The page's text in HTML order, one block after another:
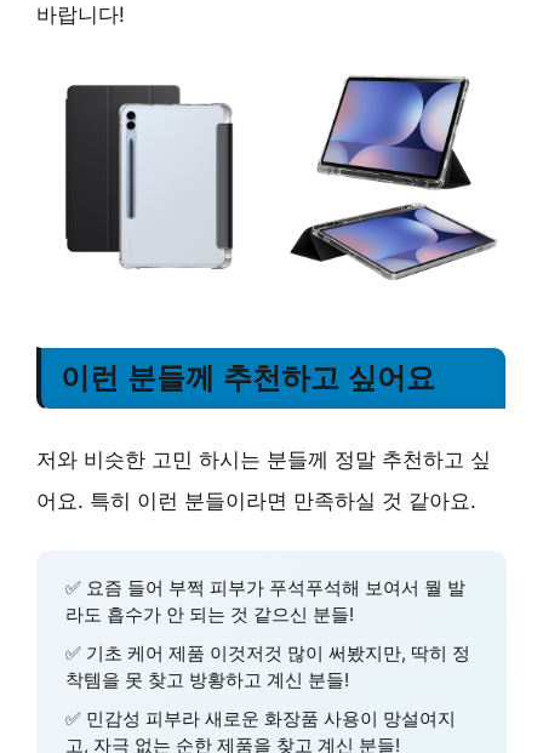
바랍니다!
이런 분들께 추천하고 싶어요
저와 비슷한 고민 하시는 분들께 정말 추천하고 싶
어요. 특히 이런 분들이라면 만족하실 것 같아요.
✅ 요즘 들어 부쩍 피부가 푸석푸석해 보여서 뭘 발
라도 흡수가 안 되는 것 같으신 분들!
✅ 기초 케어 제품 이것저것 많이 써봤지만, 딱히 정
착템을 못 찾고 방황하고 계신 분들!
✅ 민감성 피부라 새로운 화장품 사용이 망설여지
고, 자극 없는 순한 제품을 찾고 계신 분들!